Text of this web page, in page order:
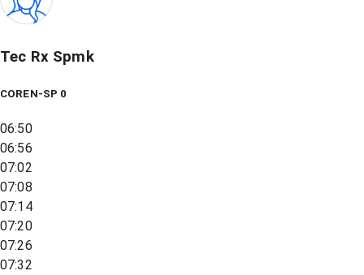
Tec Rx Spmk
COREN-SP 0
06:50
06:56
07:02
07:08
07:14
07:20
07:26
07:32